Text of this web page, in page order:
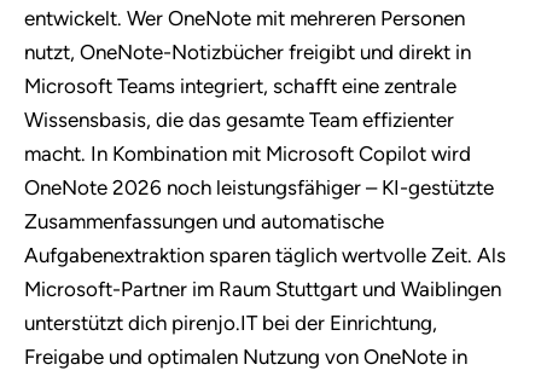
entwickelt. Wer OneNote mit mehreren Personen
nutzt, OneNote-Notizbücher freigibt und direkt in
Microsoft Teams integriert, schafft eine zentrale
Wissensbasis, die das gesamte Team effizienter
macht. In Kombination mit Microsoft Copilot wird
OneNote 2026 noch leistungsfähiger – KI-gestützte
Zusammenfassungen und automatische
Aufgabenextraktion sparen täglich wertvolle Zeit. Als
Microsoft-Partner im Raum Stuttgart und Waiblingen
unterstützt dich pirenjo.IT bei der Einrichtung,
Freigabe und optimalen Nutzung von OneNote in